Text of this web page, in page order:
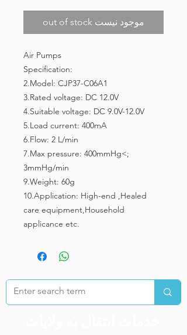
out of stock موجود نیست
Air Pumps
Specification:
2.Model: CJP37-C06A1
3.Rated voltage: DC 12.0V
4.Suitable voltage: DC 9.0V-12.0V
5.Load current: 400mA
6.Flow: 2 L/min
7.Max pressure: 400mmHg<;
3mmHg/min
9.Weight: 60g
10.Application: High-end ,Healed
care equipment,Household
applicance etc.